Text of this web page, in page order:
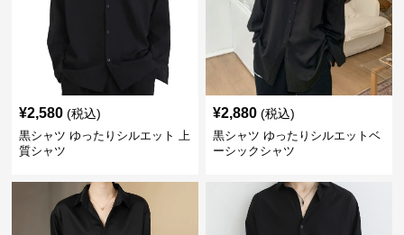
¥2,580 (税込)
黒シャツ ゆったりシルエット 上
質シャツ
¥2,880 (税込)
黒シャツ ゆったりシルエットベ
ーシックシャツ